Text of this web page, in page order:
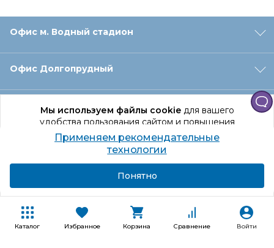
Каталог Избранное Корзина Сравнение Войти
Мы используем файлы cookieдля вашего
удобства пользования сайтом и повышения
качества рекомендаций.
Продолжая использование сайта, вы даете
согласие на обработку персональных данных
Офис м. Водный стадион
Офис Долгопрудный
Офис Санкт‑Петербург
Оформление заказа
Покупателям
Применяем рекомендательные
технологии
Понятно